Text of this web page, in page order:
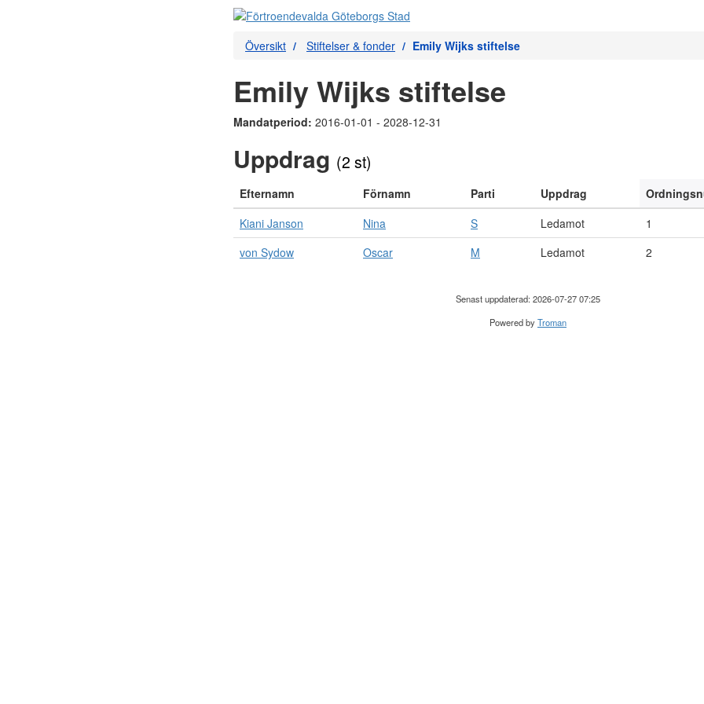
Översikt Stiftelser & fonder Emily Wijks stiftelse
Emily Wijks stiftelse
Mandatperiod: 2016-01-01 - 2028-12-31
Uppdrag (2 st)
Efternamn Förnamn Parti Uppdrag
Kiani Janson
Nina S Ledamot
1
von Sydow
Oscar M Ledamot 2
Senast uppdaterad: 2026-07-27 07:25
Powered byTroman